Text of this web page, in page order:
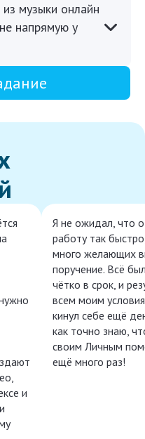
музыки онлайн
напрямую у
и
Я не ожидал, что
работу так
много желающих
поручение. Всё
чётко в срок, и
всем моим
кинул себе ещё
как точно знаю,
своим Личным
ещё много раз!